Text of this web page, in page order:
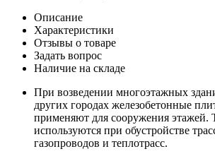
Описание
Характеристики
Отзывы о товаре
Задать вопрос
Наличие на складе
При возведении многоэтажных
других городах железобетонные
применяют для сооружения этажей.
используются при обустройстве
газопроводов и теплотрасс.